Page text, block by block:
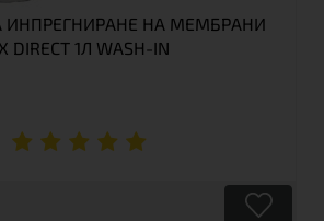
ИНПРЕГНИРАНЕ НА МЕМБРАНИ
DIRECT 1Л WASH-IN